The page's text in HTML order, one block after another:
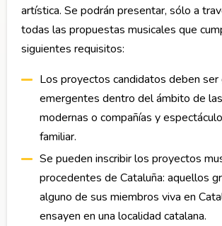
artística. Se podrán presentar, sólo a
todas las propuestas musicales que
siguientes requisitos:
Los proyectos candidatos deben ser
emergentes dentro del ámbito de
modernas o compañías y
familiar.
Se pueden inscribir los proyectos
procedentes de Cataluña: aquellos
alguno de sus miembros viva en
ensayen en una localidad catalana.